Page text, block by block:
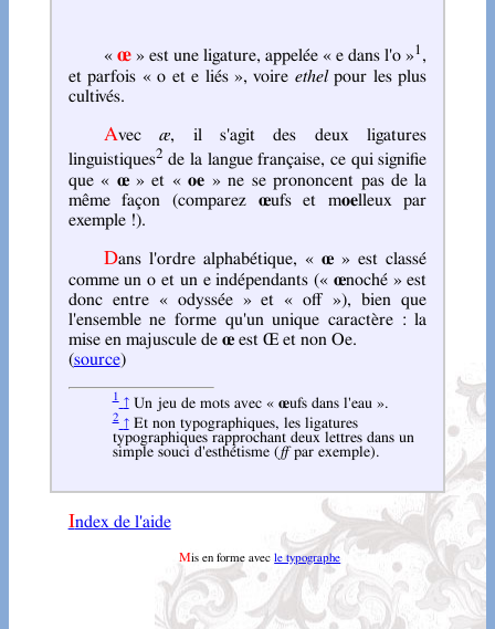
« œ» est une ligature, appelée « e dans l'o »1 ,
et parfois « o et e liés », voire ethelpour les plus
cultivés.
Avecæ, il s'agit des deux ligatures
linguistiques2 de la langue française, ce qui signifie
que « œ» et «oe » ne se prononcent pas de la
même façon (comparez œufs et moelleux par
exemple !).
Dans l'ordre alphabétique, «œ » est classé
comme un o et un e indépendants (« œnoché » est
donc entre « odyssée » et « off »), bien que
l'ensemble ne forme qu'un unique caractère : la
mise en majuscule de œest Œ et non Oe.
(source)
1
↑Un jeu de mots avec « œufs dans l'eau ».
2
↑Et non typographiques, les ligatures
typographiques rapprochant deux lettres dans un
simple souci d'esthétisme (ffpar exemple).
Index de l'aide
Mis en forme avecle typographe